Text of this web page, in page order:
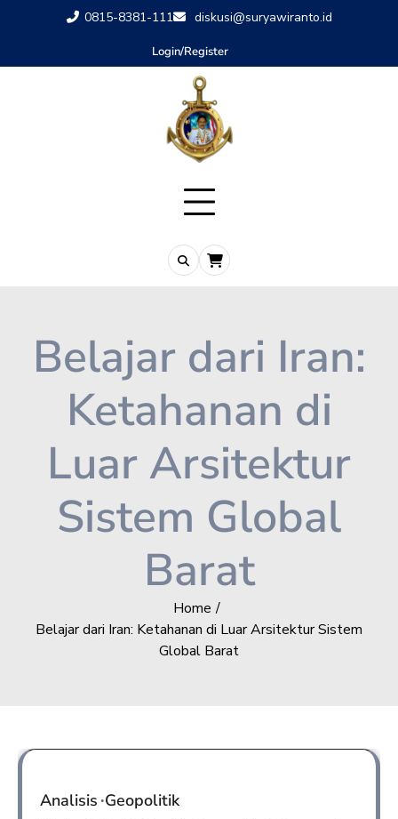
0815-8381-111 diskusi@suryawiranto.id
Login/Register
Belajar dari Iran:
Ketahanan di
Luar Arsitektur
Sistem Global
Barat
Home
Belajar dari Iran: Ketahanan di Luar Arsitektur Sistem
Global Barat
Analisis Geopolitik